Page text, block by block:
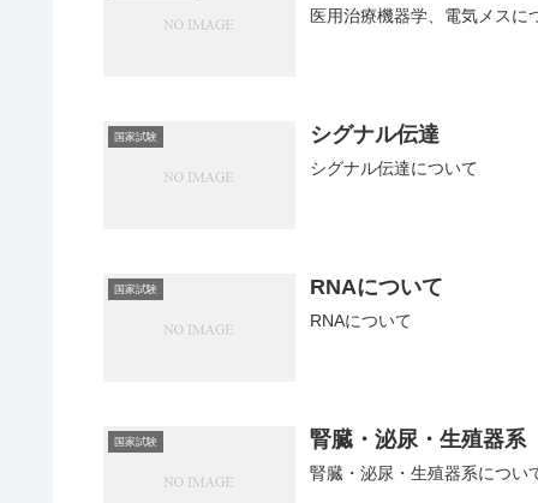
医用治療機器学、電気メスに
国家試験 シグナル伝達
シグナル伝達について
国家試験 RNAについて
RNAについて
国家試験 腎臓・泌尿・生殖器系
腎臓・泌尿・生殖器系につい